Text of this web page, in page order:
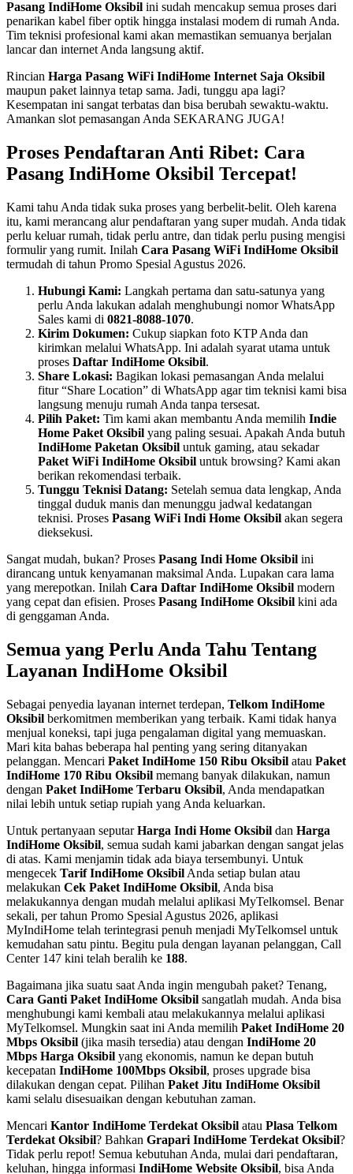
Pasang IndiHome Oksibil ini sudah mencakup semua proses dari
penarikan kabel fiber optik hingga instalasi modem di rumah Anda.
Tim teknisi profesional kami akan memastikan semuanya berjalan
lancar dan internet Anda langsung aktif.
Rincian Harga Pasang WiFi IndiHome Internet Saja Oksibil
maupun paket lainnya tetap sama. Jadi, tunggu apa lagi?
Kesempatan ini sangat terbatas dan bisa berubah sewaktu-waktu.
Amankan slot pemasangan Anda SEKARANG JUGA!
Proses Pendaftaran Anti Ribet: Cara
Pasang IndiHome Oksibil Tercepat!
Kami tahu Anda tidak suka proses yang berbelit-belit. Oleh karena
itu, kami merancang alur pendaftaran yang super mudah. Anda tidak
perlu keluar rumah, tidak perlu antre, dan tidak perlu pusing mengisi
formulir yang rumit. Inilah Cara Pasang WiFi IndiHome Oksibil
termudah di tahun Promo Spesial Agustus 2026.
Hubungi Kami: Langkah pertama dan satu-satunya yang
perlu Anda lakukan adalah menghubungi nomor WhatsApp
Sales kami di 0821-8088-1070.
Kirim Dokumen: Cukup siapkan foto KTP Anda dan
kirimkan melalui WhatsApp. Ini adalah syarat utama untuk
proses Daftar IndiHome Oksibil.
Share Lokasi: Bagikan lokasi pemasangan Anda melalui
fitur “Share Location” di WhatsApp agar tim teknisi kami bisa
langsung menuju rumah Anda tanpa tersesat.
Pilih Paket: Tim kami akan membantu Anda memilih Indie
Home Paket Oksibil yang paling sesuai. Apakah Anda butuh
IndiHome Paketan Oksibil untuk gaming, atau sekadar
Paket WiFi IndiHome Oksibil untuk browsing? Kami akan
berikan rekomendasi terbaik.
Tunggu Teknisi Datang: Setelah semua data lengkap, Anda
tinggal duduk manis dan menunggu jadwal kedatangan
teknisi. Proses Pasang WiFi Indi Home Oksibil akan segera
dieksekusi.
Sangat mudah, bukan? Proses Pasang Indi Home Oksibil ini
dirancang untuk kenyamanan maksimal Anda. Lupakan cara lama
yang merepotkan. Inilah Cara Daftar IndiHome Oksibil modern
yang cepat dan efisien. Proses Pasang IndiHome Oksibil kini ada
di genggaman Anda.
Semua yang Perlu Anda Tahu Tentang
Layanan IndiHome Oksibil
Sebagai penyedia layanan internet terdepan, Telkom IndiHome
Oksibil berkomitmen memberikan yang terbaik. Kami tidak hanya
menjual koneksi, tapi juga pengalaman digital yang memuaskan.
Mari kita bahas beberapa hal penting yang sering ditanyakan
pelanggan. Mencari Paket IndiHome 150 Ribu Oksibil atau Paket
IndiHome 170 Ribu Oksibil memang banyak dilakukan, namun
dengan Paket IndiHome Terbaru Oksibil, Anda mendapatkan
nilai lebih untuk setiap rupiah yang Anda keluarkan.
Untuk pertanyaan seputarHarga Indi Home Oksibil dan Harga
IndiHome Oksibil, semua sudah kami jabarkan dengan sangat jelas
di atas. Kami menjamin tidak ada biaya tersembunyi. Untuk
mengecek Tarif IndiHome Oksibil Anda setiap bulan atau
melakukan Cek Paket IndiHome Oksibil, Anda bisa
melakukannya dengan mudah melalui aplikasi MyTelkomsel. Benar
sekali, per tahun Promo Spesial Agustus 2026, aplikasi
MyIndiHome telah terintegrasi penuh menjadi MyTelkomsel untuk
kemudahan satu pintu. Begitu pula dengan layanan pelanggan, Call
Center 147 kini telah beralih ke 188.
Bagaimana jika suatu saat Anda ingin mengubah paket? Tenang,
Cara Ganti Paket IndiHome Oksibil sangatlah mudah. Anda bisa
menghubungi kami kembali atau melakukannya melalui aplikasi
MyTelkomsel. Mungkin saat ini Anda memilih Paket IndiHome 20
Mbps Oksibil (jika masih tersedia) atau dengan IndiHome 20
Mbps Harga Oksibil yang ekonomis, namun ke depan butuh
kecepatan IndiHome 100Mbps Oksibil, proses upgrade bisa
dilakukan dengan cepat. Pilihan Paket Jitu IndiHome Oksibil
kami selalu disesuaikan dengan kebutuhan zaman.
Mencari Kantor IndiHome Terdekat Oksibil atau Plasa Telkom
Terdekat Oksibil? Bahkan Grapari IndiHome Terdekat Oksibil?
Tidak perlu repot! Semua kebutuhan Anda, mulai dari pendaftaran,
keluhan, hingga informasi IndiHome Website Oksibil, bisa Anda